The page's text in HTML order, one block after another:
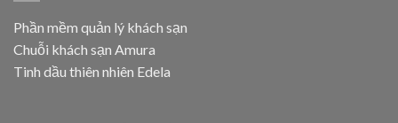
Phần mềm quản lý khách sạn
Chuỗi khách sạn Amura
Tinh dầu thiên nhiên Edela